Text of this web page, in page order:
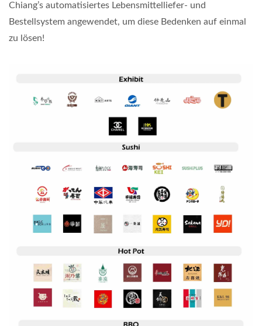
Chiang’s automatisiertes Lebensmittelliefer- und
Bestellsystem angewendet, um diese Bedenken auf einmal
zu lösen!